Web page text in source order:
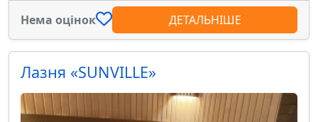
Нема оцінок ДЕТАЛЬНІШЕ
Лазня «SUNVILLE»